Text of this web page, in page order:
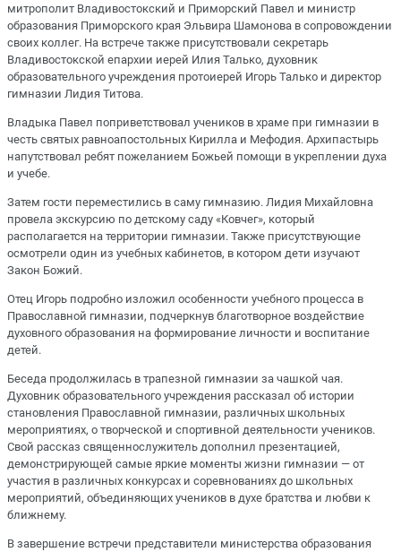
митрополит Владивостокский и Приморский Павел и министр
образования Приморского края Эльвира Шамонова в сопровождении
своих коллег. На встрече также присутствовали секретарь
Владивостокской епархии иерей Илия Талько, духовник
образовательного учреждения протоиерей Игорь Талько и директор
гимназии Лидия Титова.
Владыка Павел поприветствовал учеников в храме при гимназии в
честь святых равноапостольных Кирилла и Мефодия. Архипастырь
напутствовал ребят пожеланием Божьей помощи в укреплении духа
и учебе.
Затем гости переместились в саму гимназию. Лидия Михайловна
провела экскурсию по детскому саду «Ковчег», который
располагается на территории гимназии. Также присутствующие
осмотрели один из учебных кабинетов, в котором дети изучают
Закон Божий.
Отец Игорь подробно изложил особенности учебного процесса в
Православной гимназии, подчеркнув благотворное воздействие
духовного образования на формирование личности и воспитание
детей.
Беседа продолжилась в трапезной гимназии за чашкой чая.
Духовник образовательного учреждения рассказал об истории
становления Православной гимназии, различных школьных
мероприятиях, о творческой и спортивной деятельности учеников.
Свой рассказ священнослужитель дополнил презентацией,
демонстрирующей самые яркие моменты жизни гимназии — от
участия в различных конкурсах и соревнованиях до школьных
мероприятий, объединяющих учеников в духе братства и любви к
ближнему.
В завершение встречи представители министерства образования